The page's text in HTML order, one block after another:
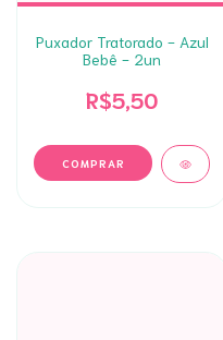
Puxador Tratorado - Azul
Bebê - 2un
R$5,50